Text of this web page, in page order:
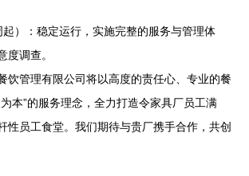
）：稳定运行，实施完整的服务与管理体
度调查。
饮管理有限公司将以高度的责任心、专业的餐
本”的服务理念，全力打造令家具厂员工满
性员工食堂。我们期待与贵厂携手合作，共创